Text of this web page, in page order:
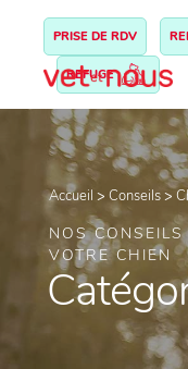
PRISE DE RDV
REFUGE
Accueil > Conseils>
NOS
VOTRE CHIEN